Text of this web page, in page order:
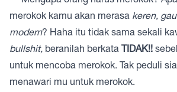
merokok kamu akan merasa keren,
modern? Haha itu tidak sama sekali
bullshit, beranilah berkata TIDAK!!
untuk mencoba merokok. Tak peduli
menawari mu untuk merokok.